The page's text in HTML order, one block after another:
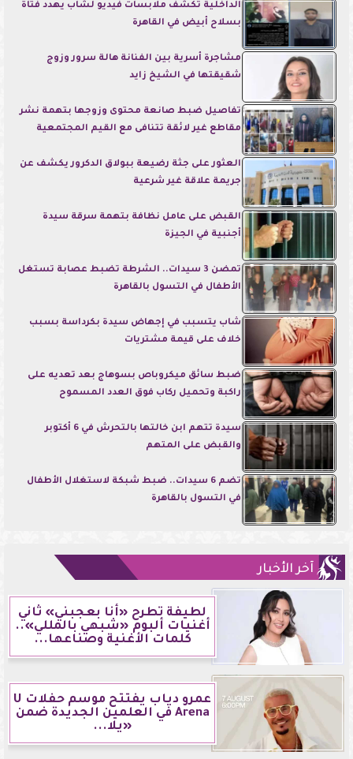
الداخلية تكشف ملابسات فيديو لشاب يهدد فتاة
بسلاح أبيض في القاهرة
مشاجرة أسرية بين الفنانة هالة سرور وزوج
شقيقتها في الشيخ زايد
تفاصيل ضبط صانعة محتوى وزوجها بتهمة نشر
مقاطع غير لائقة تتنافى مع القيم المجتمعية
العثور على جثة رضيعة ببولاق الدكرور يكشف عن
جريمة علاقة غير شرعية
القبض على عامل نظافة بتهمة سرقة سيدة
أجنبية في الجيزة
تمضن 3 سيدات.. الشرطة تضبط عصابة تستغل
الأطفال في التسول بالقاهرة
شاب يتسبب في إجهاض سيدة بكرداسة بسبب
خلاف على قيمة مشتريات
ضبط سائق ميكروباص بسوهاج بعد تعديه على
راكبة وتحميل ركاب فوق العدد المسموح
سيدة تتهم ابن خالتها بالتحرش في 6 أكتوبر
والقبض على المتهم
تضم 6 سيدات.. ضبط شبكة لاستغلال الأطفال
في التسول بالقاهرة
آخر الأخبار
لطيفة تطرح «أنا بعجبني» ثاني
أغنيات ألبوم «شبهي بالمللي»..
كلمات الأغنية وصناعها...
عمرو دياب يفتتح موسم حفلات U
Arena في العلمين الجديدة ضمن
«يلا...